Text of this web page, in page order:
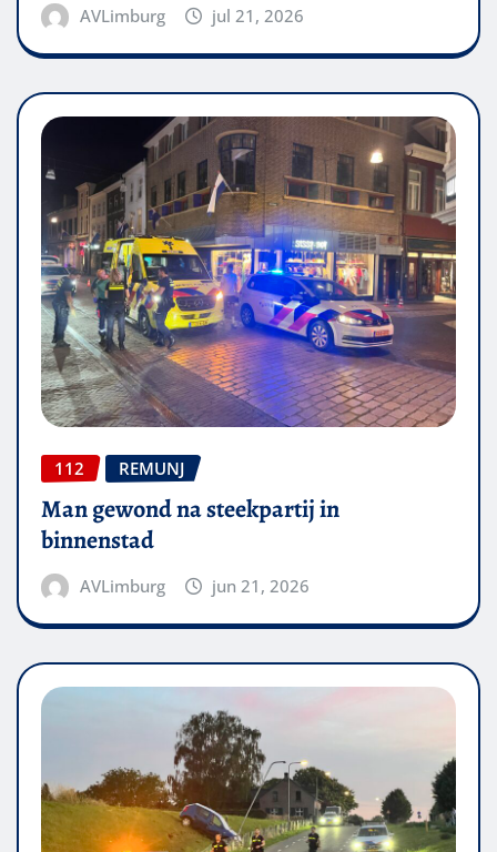
AVLimburg jul 21, 2026
112 REMUNJ
Man gewond na steekpartij in
binnenstad
AVLimburg jun 21, 2026